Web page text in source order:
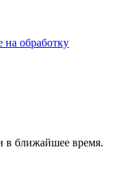
на обработку
в ближайшее время.